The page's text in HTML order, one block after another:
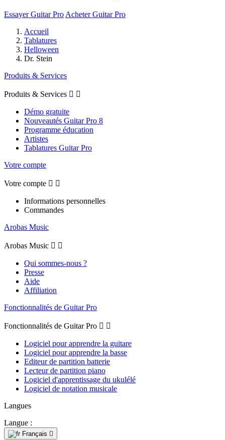
Essayer Guitar Pro Acheter Guitar Pro
Accueil
Tablatures
Helloween
Dr. Stein
Produits & Services
Produits & Services  
Démo gratuite
Nouveautés Guitar Pro 8
Programme éducation
Artistes
Tablatures Guitar Pro
Votre compte
Votre compte  
Informations personnelles
Commandes
Arobas Music
Arobas Music  
Qui sommes-nous ?
Presse
Aide
Affiliation
Fonctionnalités de Guitar Pro
Fonctionnalités de Guitar Pro  
Logiciel pour apprendre la guitare
Logiciel pour apprendre la basse
Editeur de partition batterie
Lecteur de partition piano
Logiciel d'apprentissage du ukulélé
Logiciel de notation musicale
Langues
Langue :
Français 